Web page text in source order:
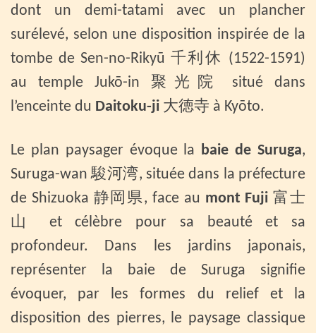
dont un demi-tatami avec un plancher
surélevé, selon une disposition inspirée de la
tombe de Sen-no-Rikyū 千利休 (1522-1591)
au temple Jukō-in 聚光院 situé dans
l’enceinte du Daitoku-ji 大徳寺 à Kyōto.
Le plan paysager évoque la baie de Suruga,
Suruga-wan 駿河湾, située dans la préfecture
de Shizuoka 静岡県, face au mont Fuji 富士
山 et célèbre pour sa beauté et sa
profondeur. Dans les jardins japonais,
représenter la baie de Suruga signifie
évoquer, par les formes du relief et la
disposition des pierres, le paysage classique